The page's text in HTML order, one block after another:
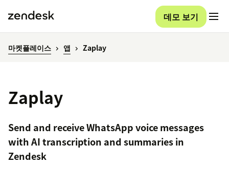
데모 보기
마켓플레이스 앱 Zaplay
Zaplay
Send and receive WhatsApp voice messages
with AI transcription and summaries in
Zendesk